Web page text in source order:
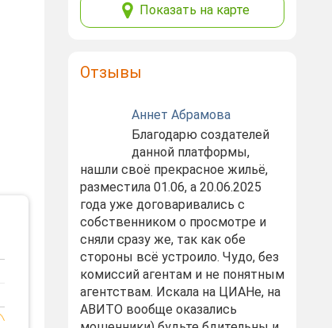
Показать на карте
Отзывы
Аннет Абрамова
Благодарю создателей
данной платформы,
нашли своё прекрасное жильё,
разместила 01.06, а 20.06.2025
года уже договаривались с
собственником о просмотре и
сняли сразу же, так как обе
стороны всё устроило. Чудо, без
комиссий агентам и не понятным
агентствам. Искала на ЦИАНе, на
АВИТО вообще оказались